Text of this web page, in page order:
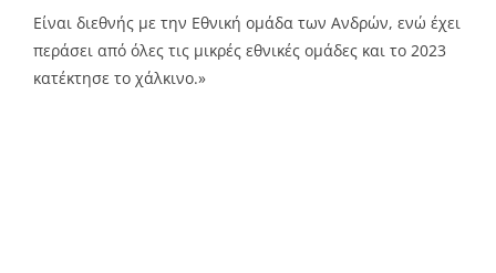
Είναι διεθνής με την Εθνική ομάδα των Ανδρών, ενώ έχει
περάσει από όλες τις μικρές εθνικές ομάδες και το 2023
κατέκτησε το χάλκινο.»